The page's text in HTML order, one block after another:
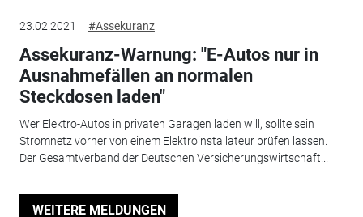
23.02.2021 #Assekuranz
Assekuranz-Warnung: "E-Autos nur in
Ausnahmefällen an normalen
Steckdosen laden"
Wer Elektro-Autos in privaten Garagen laden will, sollte sein
Stromnetz vorher von einem Elektroinstallateur prüfen lassen.
Der Gesamtverband der Deutschen Versicherungswirtschaft...
WEITERE MELDUNGEN